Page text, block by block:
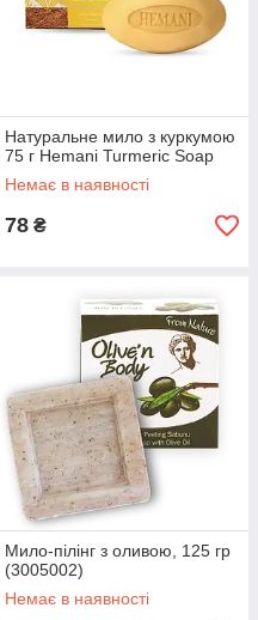
Натуральне мило з куркумою
75 г Hemani Turmeric Soap
Немає в наявності
78 ₴
Мило-пілінг з оливою, 125 гр
(3005002)
Немає в наявності